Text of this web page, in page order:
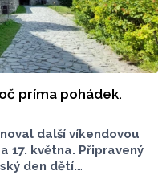
príma pohádek.
další víkendovou
17. května. Připravený
den dětí.